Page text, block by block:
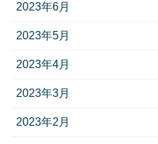
2023年6月
2023年5月
2023年4月
2023年3月
2023年2月